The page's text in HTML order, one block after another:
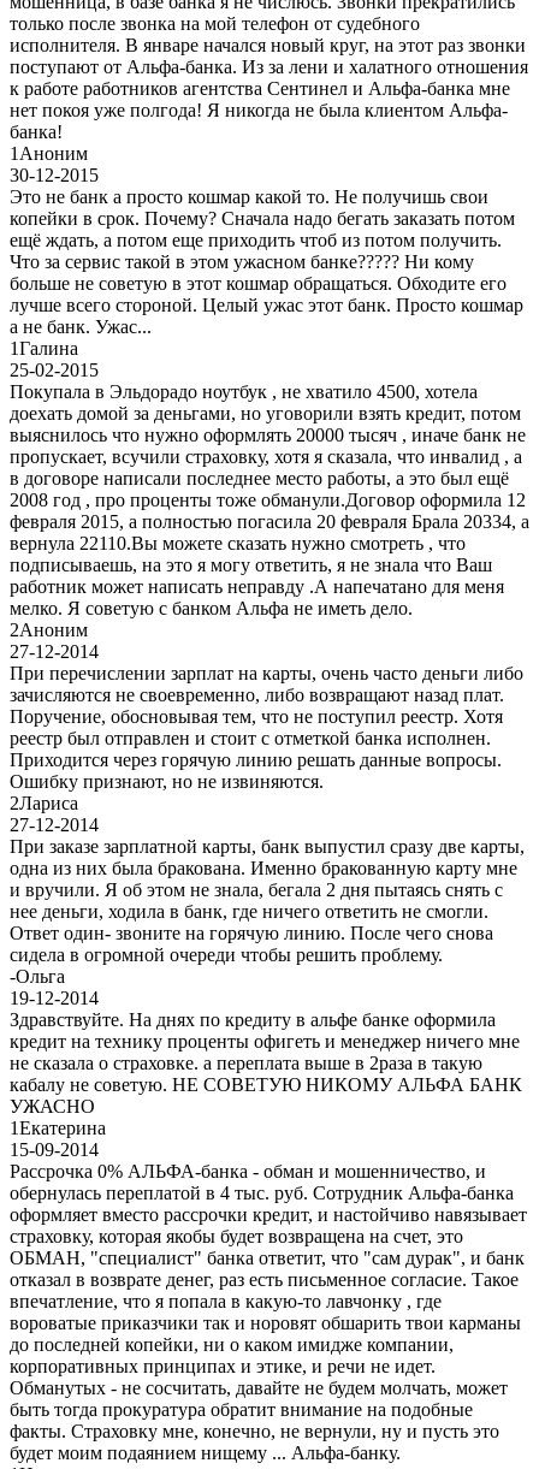
только после звонка на мой телефон от судебного
исполнителя. В январе начался новый круг, на этот раз звонки
поступают от Альфа-банка. Из за лени и халатного отношения
к работе работников агентства Сентинел и Альфа-банка мне
нет покоя уже полгода! Я никогда не была клиентом Альфа-
банка!
1 Аноним
30-12-2015
Это не банк а просто кошмар какой то. Не получишь свои
копейки в срок. Почему? Сначала надо бегать заказать потом
ещё ждать, а потом еще приходить чтоб из потом получить.
Что за сервис такой в этом ужасном банке????? Ни кому
больше не советую в этот кошмар обращаться. Обходите его
лучше всего стороной. Целый ужас этот банк. Просто кошмар
а не банк. Ужас...
1Галина
25-02-2015
Покупала в Эльдорадо ноутбук , не хватило 4500, хотела
доехать домой за деньгами, но уговорили взять кредит, потом
выяснилось что нужно оформлять 20000 тысяч , иначе банк не
пропускает, всучили страховку, хотя я сказала, что инвалид , а
в договоре написали последнее место работы, а это был ещё
2008 год , про проценты тоже обманули.Договор оформила 12
февраля 2015, а полностью погасила 20 февраля Брала 20334, а
вернула 22110.Вы можете сказать нужно смотреть , что
подписываешь, на это я могу ответить, я не знала что Ваш
работник может написать неправду .А напечатано для меня
мелко. Я советую с банком Альфа не иметь дело.
2Аноним
27-12-2014
При перечислении зарплат на карты, очень часто деньги либо
зачисляются не своевременно, либо возвращают назад плат.
Поручение, обосновывая тем, что не поступил реестр. Хотя
реестр был отправлен и стоит с отметкой банка исполнен.
Приходится через горячую линию решать данные вопросы.
Ошибку признают, но не извиняются.
2Лариса
27-12-2014
При заказе зарплатной карты, банк выпустил сразу две карты,
одна из них была бракована. Именно бракованную карту мне
и вручили. Я об этом не знала, бегала 2 дня пытаясь снять с
нее деньги, ходила в банк, где ничего ответить не смогли.
Ответ один- звоните на горячую линию. После чего снова
сидела в огромной очереди чтобы решить проблему.
-Ольга
19-12-2014
Здравствуйте. На днях по кредиту в альфе банке оформила
кредит на технику проценты офигеть и менеджер ничего мне
не сказала о страховке. а переплата выше в 2раза в такую
кабалу не советую. НЕ СОВЕТУЮ НИКОМУ АЛЬФА БАНК
УЖАСНО
1Екатерина
15-09-2014
Рассрочка 0% АЛЬФА-банка - обман и мошенничество, и
обернулась переплатой в 4 тыс. руб. Сотрудник Альфа-банка
оформляет вместо рассрочки кредит, и настойчиво навязывает
страховку, которая якобы будет возвращена на счет, это
ОБМАН, "специалист" банка ответит, что "сам дурак", и банк
отказал в возврате денег, раз есть письменное согласие. Такое
впечатление, что я попала в какую-то лавчонку , где
вороватые приказчики так и норовят обшарить твои карманы
до последней копейки, ни о каком имидже компании,
корпоративных принципах и этике, и речи не идет.
Обманутых - не сосчитать, давайте не будем молчать, может
быть тогда прокуратура обратит внимание на подобные
факты. Страховку мне, конечно, не вернули, ну и пусть это
будет моим подаянием нищему ... Альфа-банку.